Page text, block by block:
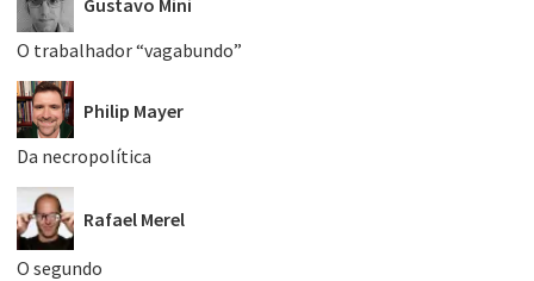
O trabalhador “vagabundo”
Philip Mayer
Da necropolítica
Rafael Merel
O segundo